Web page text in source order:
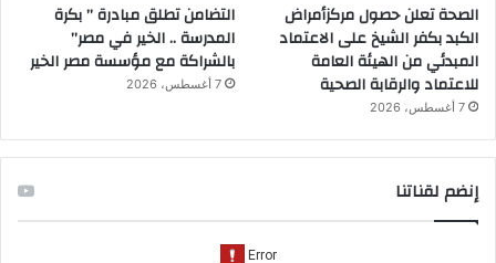
الصحة تعلن حصول مركزأمراض
الكبد بكفر الشيخ على الاعتماد
المبدئي من الهيئة العامة
للاعتماد والرقابة الصحية
7 أغسطس، 2026
التضامن تطلق مبادرة ” بكرة
المدرسة .. الخير في مصر”
بالشراكة مع مؤسسة مصر الخير
7 أغسطس، 2026
إنضم لقناتنا